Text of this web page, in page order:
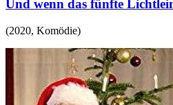
Und wenn das fünfte
(2020, Komödie)